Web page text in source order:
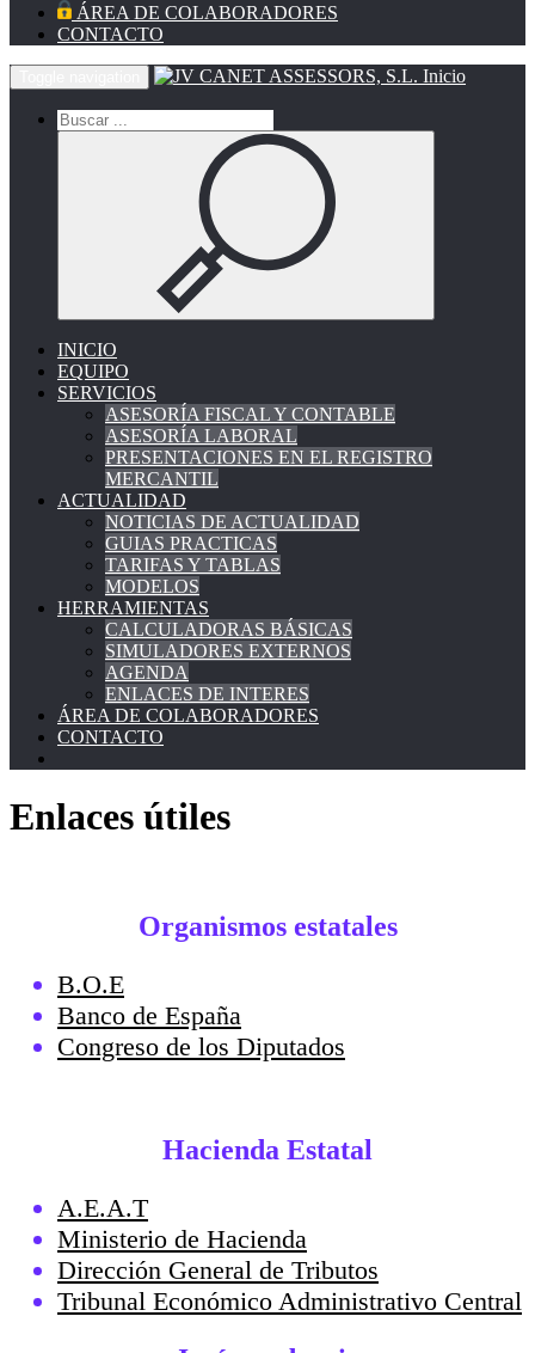
ÁREA DE COLABORADORES
CONTACTO
Inicio
INICIO
EQUIPO
SERVICIOS
ASESORÍA FISCAL Y CONTABLE
ASESORÍA LABORAL
PRESENTACIONES EN EL REGISTRO
MERCANTIL
ACTUALIDAD
NOTICIAS DE ACTUALIDAD
GUIAS PRACTICAS
TARIFAS Y TABLAS
MODELOS
HERRAMIENTAS
CALCULADORAS BÁSICAS
SIMULADORES EXTERNOS
AGENDA
ENLACES DE INTERES
ÁREA DE COLABORADORES
CONTACTO
Enlaces útiles
Organismos estatales
B.O.E
Banco de España
Congreso de los Diputados
Hacienda Estatal
A.E.A.T
Ministerio de Hacienda
Dirección General de Tributos
Tribunal Económico Administrativo Central